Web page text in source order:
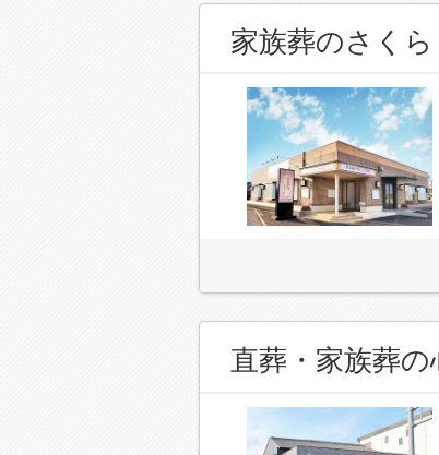
家族葬のさく
直葬・家族葬